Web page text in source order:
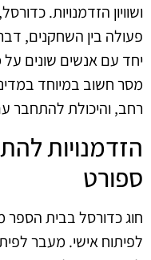
ושוויון הזדמנויות.
פעולה בין השחקנים,
יחד עם אנשים שונים
מסר חשוב במיוחד
רחב, והיכולת להתחבר
הזדמנויות
ספורט
חוג כדורסל בבית הספר
לפיתוח אישי. מעבר